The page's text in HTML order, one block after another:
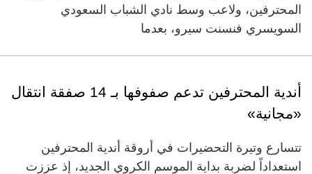
المحترفين، ولاعب وسط نادي الشباب السعودي
السويسري فنسنت سيرو، بعدما
أندية المحترفين تدعم صفوفها بـ 14 صفقة انتقال
«مجانية»
تتسارع وتيرة التحضيرات في أروقة أندية المحترفين
استعداداً لضربة بداية الموسم الكروي الجديد، إذ عززت